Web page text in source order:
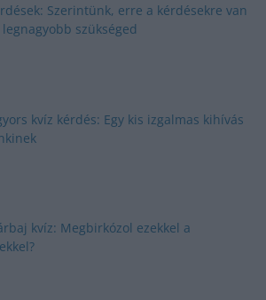
Szerintünk, erre a kérdésekre van
szükséged
kvíz kérdés: Egy kis izgalmas kihívás
kvíz: Megbirkózol ezekkel a